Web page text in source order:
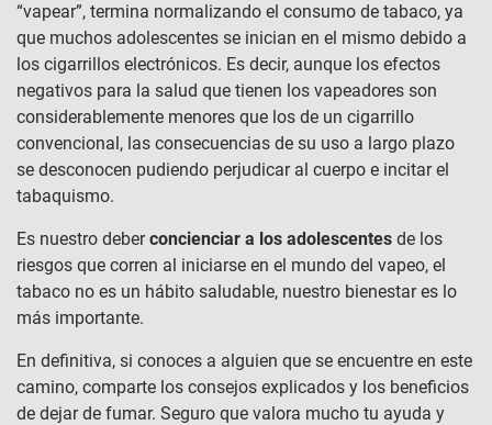
“vapear”, termina normalizando el consumo de tabaco, ya
que muchos adolescentes se inician en el mismo debido a
los cigarrillos electrónicos. Es decir, aunque los efectos
negativos para la salud que tienen los vapeadores son
considerablemente menores que los de un cigarrillo
convencional, las consecuencias de su uso a largo plazo
se desconocen pudiendo perjudicar al cuerpo e incitar el
tabaquismo.
Es nuestro deberconcienciar a los adolescentes de los
riesgos que corren al iniciarse en el mundo del vapeo, el
tabaco no es un hábito saludable, nuestro bienestar es lo
más importante.
En definitiva, si conoces a alguien que se encuentre en este
camino, comparte los consejos explicados y los beneficios
de dejar de fumar. Seguro que valora mucho tu ayuda y